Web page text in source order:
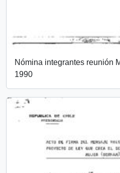
Nómina integrantes reunión
1990